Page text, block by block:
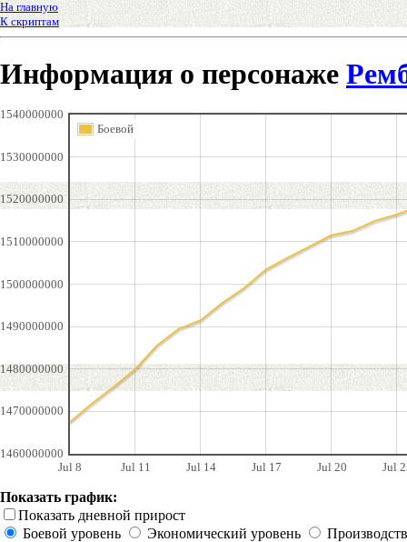
На главную
К скриптам
Информация о персонаже
Jul 8 Jul 11 Jul 14 Jul 17 Jul 20 Jul
1460000000
1470000000
1480000000
1490000000
1500000000
1510000000
1520000000
1530000000
1540000000
Боевой
Показать график:
Показать дневной прирост
Боевой уровень
Экономический уровень